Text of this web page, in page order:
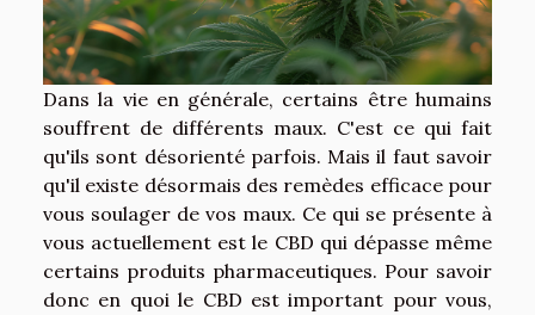
Dans la vie en générale, certains être humains
souffrent de différents maux. C'est ce qui fait
qu'ils sont désorienté parfois. Mais il faut savoir
qu'il existe désormais des remèdes efficace pour
vous soulager de vos maux. Ce qui se présente à
vous actuellement est le CBD qui dépasse même
certains produits pharmaceutiques. Pour savoir
donc en quoi le CBD est important pour vous,